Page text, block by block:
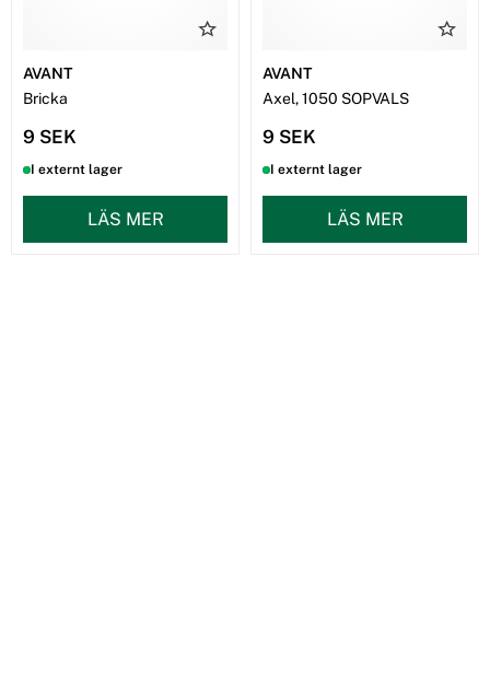
AVANT
Bricka
9 SEK
I externt lager
LÄS MER
AVANT
Axel, 1050 SOPVALS
9 SEK
I externt lager
LÄS MER